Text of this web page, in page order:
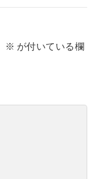
※ が付いている欄